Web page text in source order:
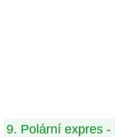
9. Polární expres -